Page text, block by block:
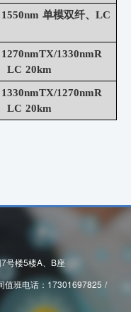
单模双纤、LC
1330nmR
LC 20km
1270nmR
LC 20km
号楼5楼A、B座
值班电话：17301697825 /